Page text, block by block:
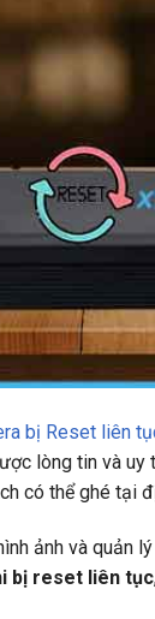
bị Reset liên
lòng tin và uy
có thể ghé tại
ảnh và quản
bị reset liên tục